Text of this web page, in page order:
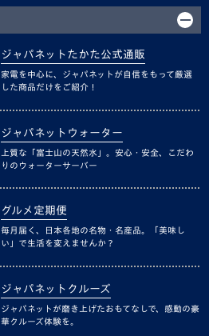
ジャパネットたかた公式通販
家電を中心に、ジャパネットが自信をもって厳選
した商品だけをご紹介！
ジャパネットウォーター
上質な「富士山の天然水」。安心・安全、こだわ
りのウォーターサーバー
グルメ定期便
毎月届く、日本各地の名物・名産品。「美味し
い」で生活を変えませんか？
ジャパネットクルーズ
ジャパネットが磨き上げたおもてなしで、感動の豪
華クルーズ体験を。